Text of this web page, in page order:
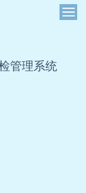
管理系统